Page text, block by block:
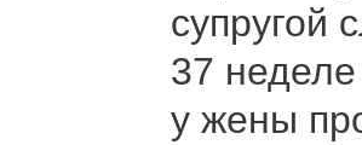
супругой
37
у жены